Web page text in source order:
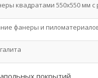
квадратами 550х550 мм
фанеры и
покрытий